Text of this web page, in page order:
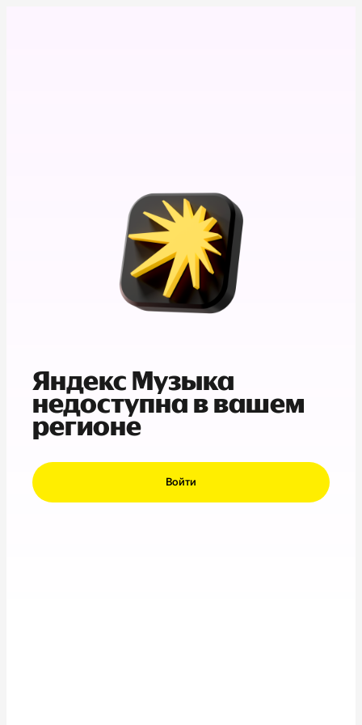
Яндекс Музыка
недоступна в вашем
регионе
Войти